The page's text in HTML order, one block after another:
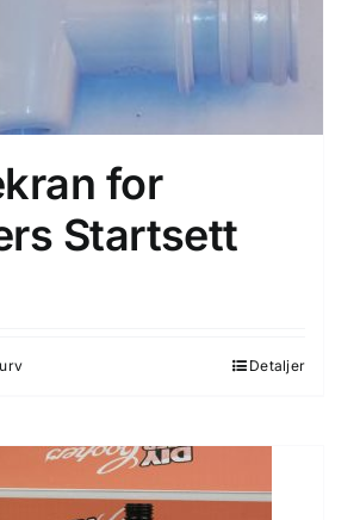
for
Startsett
Detaljer